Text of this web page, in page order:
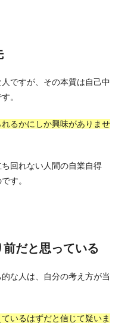
ですが、その本質は自己中
。
るかにしか興味がありませ
回れない人間の自業自得
す。
だと思っている
な人は、自分の考え方が当
いるはずだと信じて疑いま